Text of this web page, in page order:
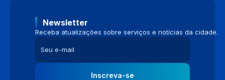
Newsletter
Receba atualizações sobre serviços e notícias da cidade.
Inscreva-se